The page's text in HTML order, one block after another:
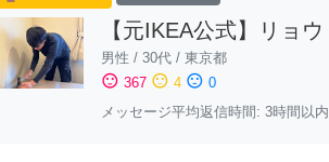
【元IKEA公式】リョウ
男性 / 30代/ 東京都
sentiment_satisfied 367 sentiment_neutral 4 sentiment_dissatisfied 0
メッセージ平均返信時間: 3時間以内